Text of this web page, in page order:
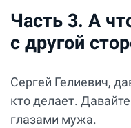
Часть 3. А
с другой
Сергей Гелиевич,
кто делает.
глазами мужа.